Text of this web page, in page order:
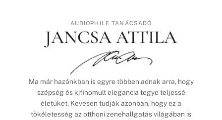
AUDIOPHILE TANÁCSADÓ
JANCSA ATTILA
Ma már hazánkban is egyre többen adnak arra, hogy
szépség és kifinomult elegancia tegye teljessé
életüket. Kevesen tudják azonban, hogy ez a
tökéletesség az otthoni zenehallgatás világában is